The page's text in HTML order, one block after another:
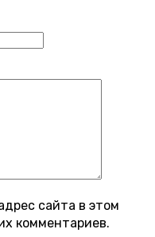
сайта в этом
комментариев.